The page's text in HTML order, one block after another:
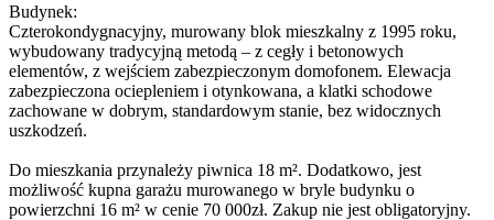
Budynek:
Czterokondygnacyjny, murowany blok mieszkalny z 1995 roku,
wybudowany tradycyjną metodą – z cegły i betonowych
elementów, z wejściem zabezpieczonym domofonem. Elewacja
zabezpieczona ociepleniem i otynkowana, a klatki schodowe
zachowane w dobrym, standardowym stanie, bez widocznych
uszkodzeń.
Do mieszkania przynależy piwnica 18 m². Dodatkowo, jest
możliwość kupna garażu murowanego w bryle budynku o
powierzchni 16 m² w cenie 70 000zł. Zakup nie jest obligatoryjny.